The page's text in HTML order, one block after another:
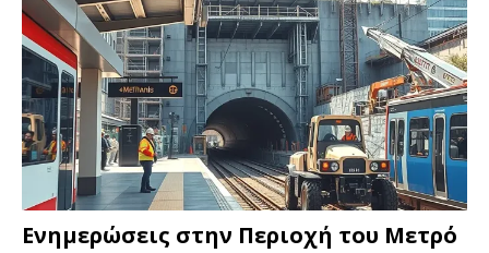
Ενημερώσεις στην Περιοχή του Μετρό